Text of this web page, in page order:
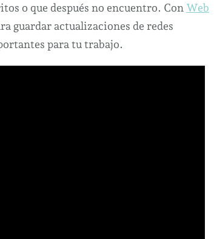
o que después no encuentro. Con Web
guardar actualizaciones de redes
para tu trabajo.